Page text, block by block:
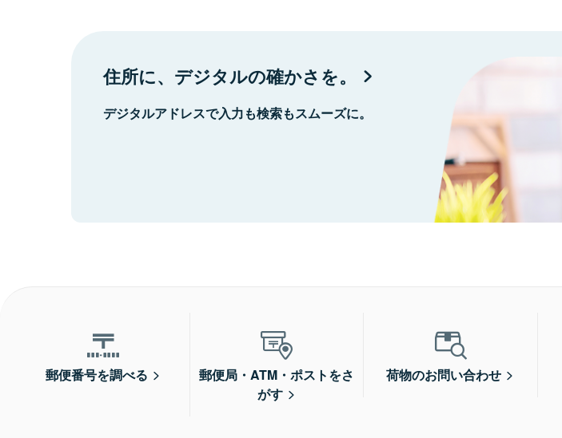
住所に、デジタルの確かさを。
デジタルアドレスで入力も検索もスムーズに。
郵便番号を調べる
郵便局・ATM・ポストをさ
がす
荷物のお問い合わせ